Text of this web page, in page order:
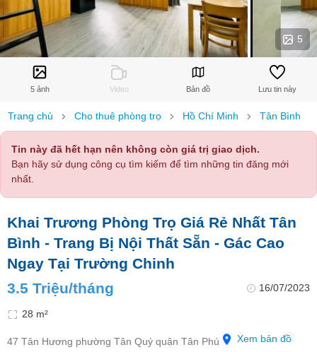
5
5 ảnh Video Bản đồ Lưu tin này
Trang chủ Cho thuê phòng trọ Hồ Chí Minh Tân Bình
Tin này đã hết hạn nên không còn giá trị giao dịch.
Bạn hãy sử dụng công cụ tìm kiếm để tìm những tin đăng mới
nhất.
Khai Trương Phòng Trọ Giá Rẻ Nhất Tân
Bình - Trang Bị Nội Thất Sẵn - Gác Cao
Ngay Tại Trường Chinh
3.5 Triệu/tháng
16/07/2023
28 m²
47 Tân Hương phường Tân Quý quận Tân Phú Xem bản đồ